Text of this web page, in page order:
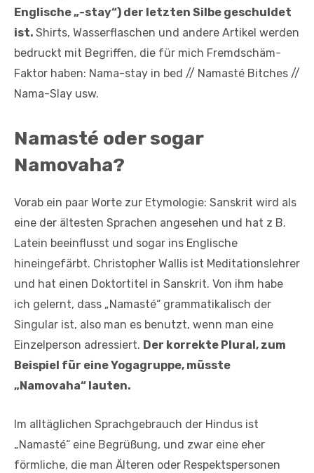
Englische „-stay“) der letzten Silbe geschuldet
ist. Shirts, Wasserflaschen und andere Artikel werden
bedruckt mit Begriffen, die für mich Fremdschäm-
Faktor haben: Nama-stay in bed // Namasté Bitches //
Nama-Slay usw.
Namasté oder sogar
Namovaha?
Vorab ein paar Worte zur Etymologie: Sanskrit wird als
eine der ältesten Sprachen angesehen und hat z B.
Latein beeinflusst und sogar ins Englische
hineingefärbt. Christopher Wallis ist Meditationslehrer
und hat einen Doktortitel in Sanskrit. Von ihm habe
ich gelernt, dass „Namasté“ grammatikalisch der
Singular ist, also man es benutzt, wenn man eine
Einzelperson adressiert. Der korrekte Plural, zum
Beispiel für eine Yogagruppe, müsste
„Namovaha“ lauten.
Im alltäglichen Sprachgebrauch der Hindus ist
„Namasté“ eine Begrüßung, und zwar eine eher
förmliche, die man Älteren oder Respektspersonen